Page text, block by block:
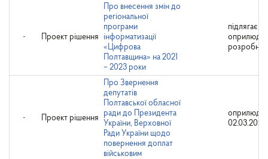
- Проект рішення
Про внесення змін до
регіональної
програми
інформатизації
«Цифрова
Полтавщина» на 2021
– 2023 роки
підлягає
- Проект рішення
Про Звернення
депутатів
Полтавської обласної
ради до Президента
України, Верховної
Ради України щодо
повернення доплат
військовим
02.03.2023